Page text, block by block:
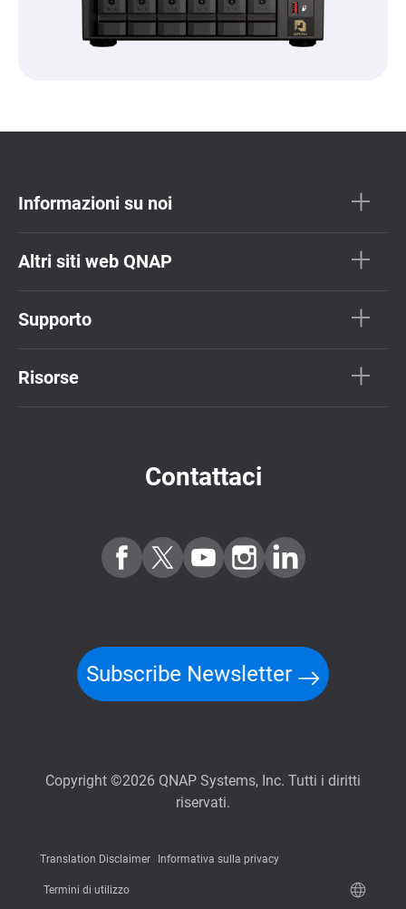
Informazioni su noi
Altri siti web QNAP
Supporto
Risorse
Contattaci
Subscribe Newsletter
Copyright ©2026 QNAP Systems, Inc. Tutti i diritti
riservati.
Translation Disclaimer Informativa sulla privacy
Termini di utilizzo